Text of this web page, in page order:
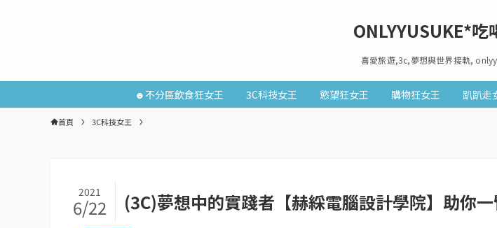
ONLYYUSUKE*吃
喜愛旅遊,3c,夢想與世界接軌,
☻不分區飲食狂女王 3C科技女王 慾望狂女王 購物狂女王 趴趴走
首頁 3C科技女王
(3C)夢想中的實踐者【赫綵電腦設計學院】助你
2021
6/22